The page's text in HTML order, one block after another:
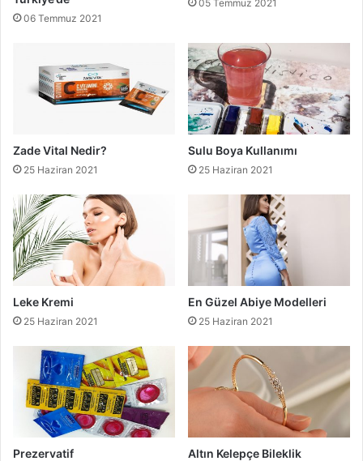
06 Temmuz 2021
05 Temmuz 2021
Zade Vital Nedir?
25 Haziran 2021
Sulu Boya Kullanımı
25 Haziran 2021
Leke Kremi
25 Haziran 2021
En Güzel Abiye Modelleri
25 Haziran 2021
Prezervatif Altın Kelepçe Bileklik